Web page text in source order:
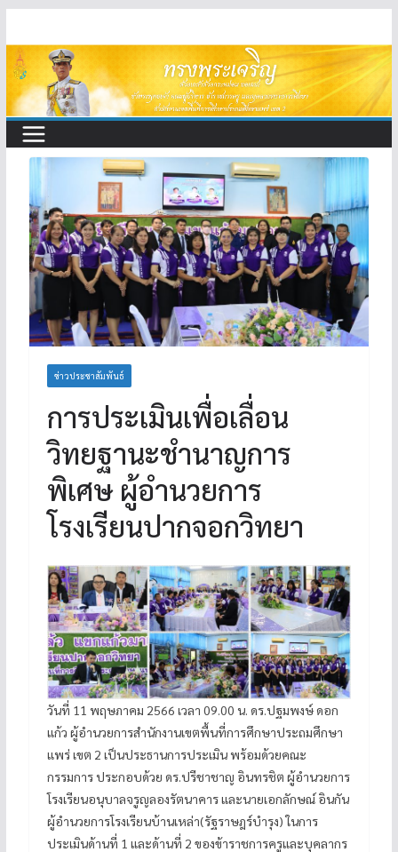
to
content
ข่าวประชาสัมพันธ์
การประเมินเพื่อเลื่อน
วิทยฐานะชำนาญการ
พิเศษ ผู้อำนวยการ
โรงเรียนปากจอกวิทยา
วันที่ 11 พฤษภาคม 2566 เวลา 09.00 น. ดร.ปฐมพงษ์ ดอก
แก้ว ผู้อำนวยการสำนักงานเขตพื้นที่การศึกษาประถมศึกษา
แพร่ เขต 2 เป็นประธานการประเมิน พร้อมด้วยคณะ
กรรมการ ประกอบด้วย ดร.ปรีชาชาญ อินทรชิต ผู้อำนวยการ
โรงเรียนอนุบาลจรูญลองรัตนาคาร และนายเอกลักษณ์ อินกัน
ผู้อำนวยการโรงเรียนบ้านเหล่า(รัฐราษฎร์บำรุง) ในการ
ประเมินด้านที่ 1 และด้านที่ 2 ของข้าราชการครูและบุคลากร